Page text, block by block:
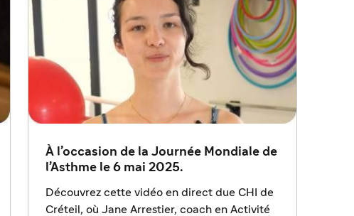
À l’occasion de la Journée Mondiale de
l’Asthme le 6 mai 2025.
Découvrez cette vidéo en direct due CHI de
Créteil, où Jane Arrestier, coach en Activité